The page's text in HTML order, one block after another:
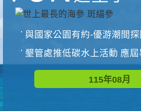
與國家公園有約-優游潮間
墾管處推低碳水上活動 應屆畢
115年08月